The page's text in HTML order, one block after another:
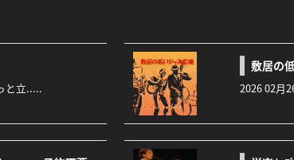
と立.....
敷居の
2026 02月